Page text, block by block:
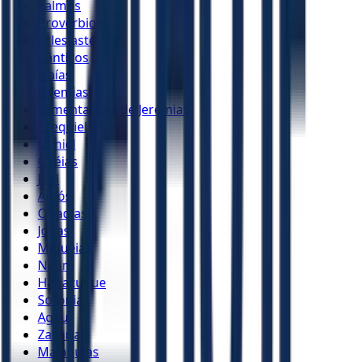
Salmos
Provérbios
Eclesiastes
Cânticos
Isaías
Jeremias
Lamentações de Jeremias
Ezequiel
Daniel
Oséias
Joel
Amós
Obadias
Jonas
Miquéias
Naum
Habacuque
Sofonias
Ageu
Zacarias
Malaquias